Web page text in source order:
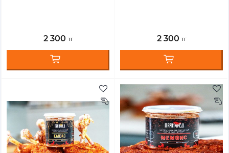
2 300 тг 2 300 тг